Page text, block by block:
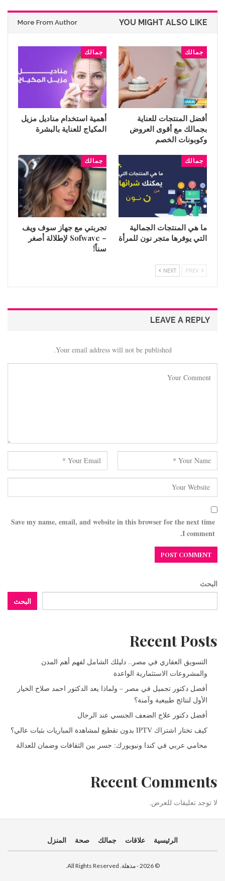
YOU MIGHT ALSO LIKE
More From Author
جمالك
أفضل المنتجات للعناية
بجمالك مع أقوى العروض
وكوبونات الخصم
جمالك
أهمية استخدام مناديل مزيل
المكياج للعناية بالبشرة
جمالك
ما هي المنتجات الجمالية
التي يوفرها متجر نون للمرأة
جمالك
تجربتي مع جهاز سوف ويف
– Sofwave لإطلالة أصغر
سناً!
NEXT
LEAVE A REPLY
Your email address will not be published.
Save my name, email, and website in this browser for the next time
I comment.
البحث
البحث
Recent Posts
التسويق العقاري في مصر.. دليلك الشامل لفهم أهم المدن
والمشروعات الاستثمارية الواعدة
أفضل دكتور تجميل في مصر – ولماذا يعد الدكتور احمد صلاح الخيار
الأول لنتائج طبيعية وآمنة؟
أفضل دكتور علاج الضعف الجنسي عند الرجال
كيف تختار اشتراك IPTV بدون تقطيع لمشاهدة المباريات بثبات عالي؟
محامي عربي في كندا ونيويورك: جسر بين الثقافات وضمان للعدالة
Recent Comments
لا توجد تعليقات للعرض.
الرئيسية علاقات جمالك صحة المنزل
© 2026 - مذهلة. All Rights Reserved.